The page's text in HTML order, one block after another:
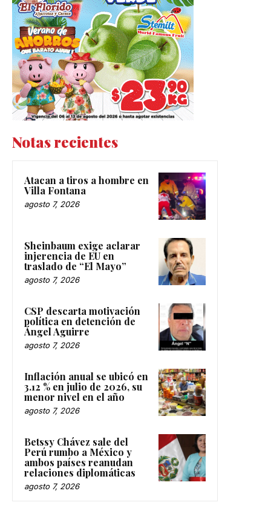
Notas recientes
Atacan a tiros a hombre en
Villa Fontana
agosto 7, 2026
Sheinbaum exige aclarar
injerencia de EU en
traslado de “El Mayo”
agosto 7, 2026
CSP descarta motivación
política en detención de
Ángel Aguirre
agosto 7, 2026
Inflación anual se ubicó en
3.12 % en julio de 2026, su
menor nivel en el año
agosto 7, 2026
Betssy Chávez sale del
Perú rumbo a México y
ambos países reanudan
relaciones diplomáticas
agosto 7, 2026